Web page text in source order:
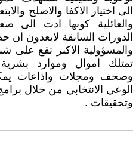
الى اختيار الاكفا والاصلح
والعائلية كونها ادت
الدورات السابقة لايعدون ان
والمسؤولية الاكبر تقع على
تمتلك اموال وموارد
وصحف ومجلات واذاعات
الوعي الانتخابي من خلال
وتحقيقات .